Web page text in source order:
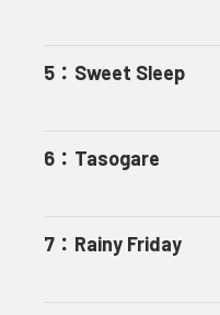
5 ： Sweet Sleep
6 ： Tasogare
7 ： Rainy Friday